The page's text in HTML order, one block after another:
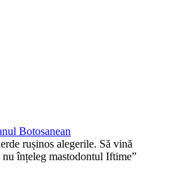
rușinos alegerile. Să vină
înțeleg mastodontul Iftime”